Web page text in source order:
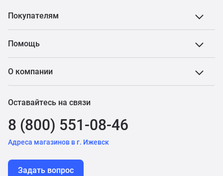
Покупателям
Помощь
О компании
Оставайтесь на связи
8 (800) 551-08-46
Адреса магазинов в г. Ижевск
Задать вопрос